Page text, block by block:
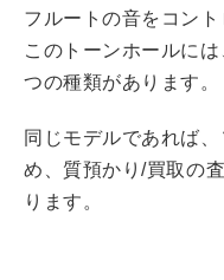
フルートの音をコン
このトーンホールに
つの種類があります。
同じモデルであれば
め、質預かり/買取の
ります。